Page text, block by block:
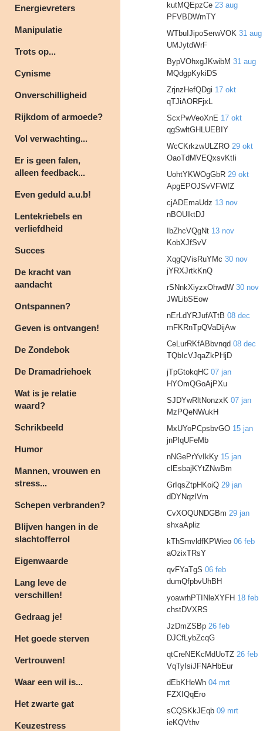
Energievreters
Manipulatie
Trots op...
Cynisme
Onverschilligheid
Rijkdom of armoede?
Vol verwachting...
Er is geen falen,
alleen feedback...
Even geduld a.u.b!
Lentekriebels en
verliefdheid
Succes
De kracht van
aandacht
Ontspannen?
Geven is ontvangen!
De Zondebok
De Dramadriehoek
Wat is je relatie
waard?
Schrikbeeld
Humor
Mannen, vrouwen en
stress...
Schepen verbranden?
Blijven hangen in de
slachtofferrol
Eigenwaarde
Lang leve de
verschillen!
Gedraag je!
Het goede sterven
Vertrouwen!
Waar een wil is...
Het zwarte gat
Keuzestress
kutMQEpzCe 23 aug
PFVBDWmTY
WTbuIJipoSerwVOK 31 aug
UMJytdWrF
BypVOhxgJKwibM 31 aug
MQdgpKykiDS
ZrjnzHefQDgi 17 okt
qTJiAORFjxL
ScxPwVeoXnE 17 okt
qgSwltGHLUEBIY
WcCKrkzwULZRO 29 okt
OaoTdMVEQxsvKtIi
UohtYKWOgGbR 29 okt
ApgEPOJSvVFWfZ
cjADEmaUdz 13 nov
nBOUlktDJ
IbZhcVQgNt 13 nov
KobXJfSvV
XqgQVisRuYMc 30 nov
jYRXJrtkKnQ
rSNnkXiyzxOhwdW 30 nov
JWLibSEow
nErLdYRJufATtB 08 dec
mFKRnTpQVaDijAw
CeLurRKfABbvnqd 08 dec
TQbIcVJqaZkPHjD
jTpGtokqHC 07 jan
HYOmQGoAjPXu
SJDYwRltNonzxK 07 jan
MzPQeNWukH
MxUYoPCpsbvGO 15 jan
jnPlqUFeMb
nNGePrYvIkKy 15 jan
clEsbajKYtZNwBm
GrIqsZtpHKoiQ 29 jan
dDYNqzlVm
CvXOQUNDGBm 29 jan
shxaApliz
kThSmvldfKPWieo 06 feb
aOzixTRsY
qvFYaTgS 06 feb
dumQfpbvUhBH
yoawrhPTINleXYFH 18 feb
chstDVXRS
JzDmZSBp 26 feb
DJCfLybZcqG
qtCreNEKcMdUoTZ 26 feb
VqTyIsiJFNAHbEur
dEbKHeWh 04 mrt
FZXIQqEro
sCQSKkJEqb 09 mrt
ieKQVthv